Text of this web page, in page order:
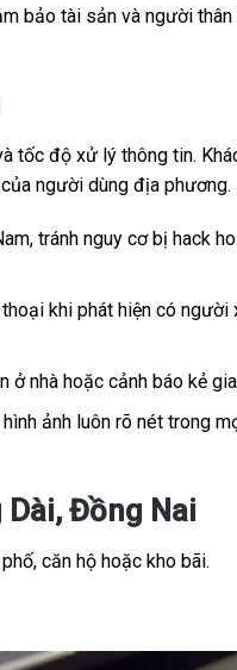
bảo tài sản và người
tốc độ xử lý thông tin.
người dùng địa phương.
tránh nguy cơ bị hack
khi phát hiện có người
nhà hoặc cảnh báo kẻ
ảnh luôn rõ nét trong
Đồng Nai
căn hộ hoặc kho bãi.